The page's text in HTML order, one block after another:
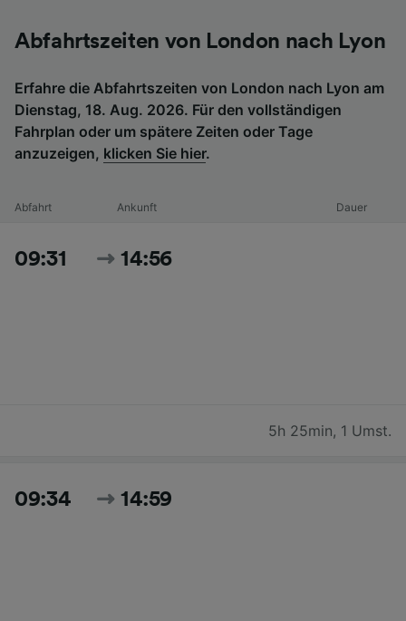
Abfahrtszeiten von London nach Lyon
Erfahre die Abfahrtszeiten von London nach Lyon am
Dienstag, 18. Aug. 2026. Für den vollständigen
Fahrplan oder um spätere Zeiten oder Tage
anzuzeigen, klicken Sie hier.
Abfahrt Ankunft Dauer
09:31 14:56
5h 25min, 1 Umst.
09:34 14:59